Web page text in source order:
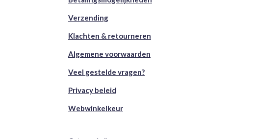
Verzending
Klachten & retourneren
Algemene voorwaarden
Veel gestelde vragen?
Privacy beleid
Webwinkelkeur